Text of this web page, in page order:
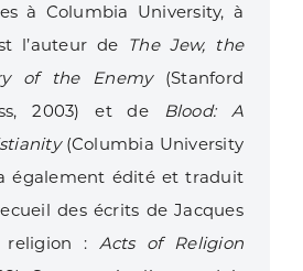
à Columbia University, à
l’auteur de The Jew, the
of the Enemy(Stanford
2003) et de Blood: A
(Columbia University
a également édité et traduit
des écrits de Jacques
religion : Acts of Religion